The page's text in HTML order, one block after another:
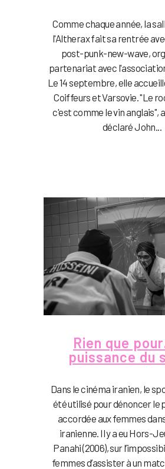
Comme chaque année, la
l'Altherax fait sa rentrée
post-punk-new-wave,
partenariat avec
Le 14 septembre, elle
Coiffeurs et Varsovie. "Le
c'est comme le vin anglais",
déclaré John...
Rien que
puissance du
Dans le cinéma iranien, le
été utilisé pour dénoncer le
accordée aux femmes
iranienne. Il y a eu Hors-
Panahi (2006), sur
femmes d’assister à un